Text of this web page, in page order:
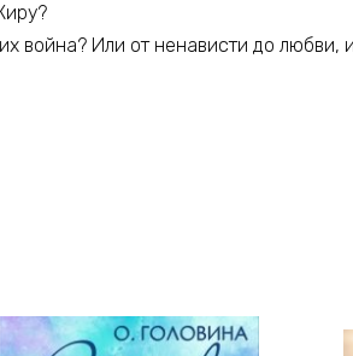
война? Или от ненависти до любви,